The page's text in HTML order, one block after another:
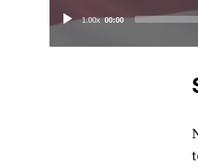
Audio
Player
1.00x 00:00